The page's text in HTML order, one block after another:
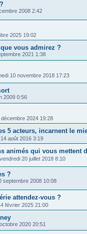
2008 2:42
2025 19:02
vous admirez ?
2021 1:38
10 novembre 2018 17:23
2009 0:56
2024 19:28
5 acteurs, incarnent le
août 2016 3:19
animés qui vous mettent
vendredi 20 juillet 2018 8:10
?
septembre 2008 10:08
attendez-vous ?
février 2025 21:00
2020 20:51